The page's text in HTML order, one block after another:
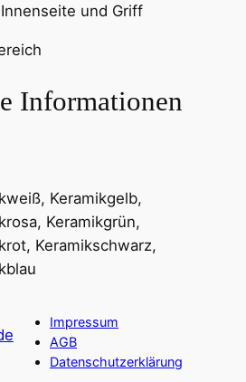
und Griff
Informationen
Keramikgelb,
Keramikgrün,
Keramikschwarz,
Impressum
AGB
Datenschutzerklärung